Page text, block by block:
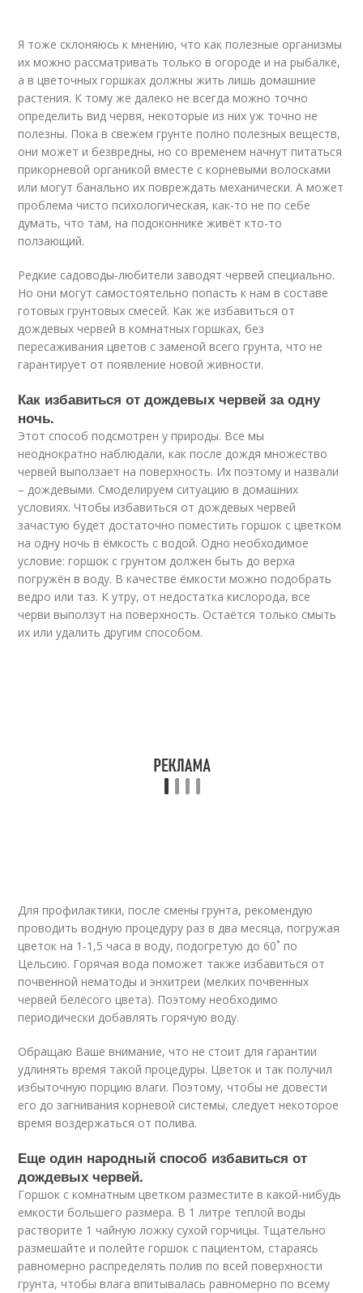
Я тоже склоняюсь к мнению, что как полезные организмы
их можно рассматривать только в огороде и на рыбалке,
а в цветочных горшках должны жить лишь домашние
растения. К тому же далеко не всегда можно точно
определить вид червя, некоторые из них уж точно не
полезны. Пока в свежем грунте полно полезных веществ,
они может и безвредны, но со временем начнут питаться
прикорневой органикой вместе с корневыми волосками
или могут банально их повреждать механически. А может
проблема чисто психологическая, как-то не по себе
думать, что там, на подоконнике живёт кто-то
ползающий.
Редкие садоводы-любители заводят червей специально.
Но они могут самостоятельно попасть к нам в составе
готовых грунтовых смесей. Как же избавиться от
дождевых червей в комнатных горшках, без
пересаживания цветов с заменой всего грунта, что не
гарантирует от появление новой живности.
Как избавиться от дождевых червей за одну
ночь.
Этот способ подсмотрен у природы. Все мы
неоднократно наблюдали, как после дождя множество
червей выползает на поверхность. Их поэтому и назвали
– дождевыми. Смоделируем ситуацию в домашних
условиях. Чтобы избавиться от дождевых червей
зачастую будет достаточно поместить горшок с цветком
на одну ночь в ёмкость с водой. Одно необходимое
условие: горшок с грунтом должен быть до верха
погружён в воду. В качестве ёмкости можно подобрать
ведро или таз. К утру, от недостатка кислорода, все
черви выползут на поверхность. Остаётся только смыть
их или удалить другим способом.
Для профилактики, после смены грунта, рекомендую
проводить водную процедуру раз в два месяца, погружая
цветок на 1-1,5 часа в воду, подогретую до 60˚ по
Цельсию. Горячая вода поможет также избавиться от
почвенной нематоды и энхитреи (мелких почвенных
червей белёсого цвета). Поэтому необходимо
периодически добавлять горячую воду.
Обращаю Ваше внимание, что не стоит для гарантии
удлинять время такой процедуры. Цветок и так получил
избыточную порцию влаги. Поэтому, чтобы не довести
его до загнивания корневой системы, следует некоторое
время воздержаться от полива.
Еще один народный способ избавиться от
дождевых червей.
Горшок с комнатным цветком разместите в какой-нибудь
емкости большего размера. В 1 литре теплой воды
растворите 1 чайную ложку сухой горчицы. Тщательно
размешайте и полейте горшок с пациентом, стараясь
равномерно распределять полив по всей поверхности
грунта, чтобы влага впитывалась равномерно по всему